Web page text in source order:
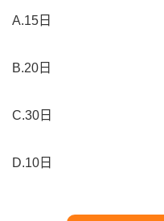
A.15日
B.20日
C.30日
D.10日